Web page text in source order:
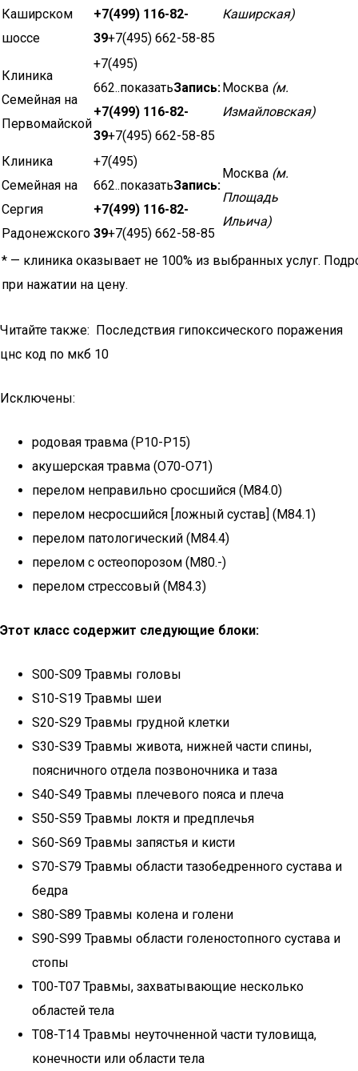
Каширском
шоссе
+7(499) 116-82-
39+7(495) 662-58-85
Каширская)
Клиника
Семейная на
Первомайской
+7(495)
662..показатьЗапись:
+7(499) 116-82-
39+7(495) 662-58-85
Москва (м.
Измайловская)
Клиника
Семейная на
Сергия
Радонежского
+7(495)
662..показатьЗапись:
+7(499) 116-82-
39+7(495) 662-58-85
Москва (м.
Площадь
Ильича)
* — клиника оказывает не 100% из выбранных услуг.
при нажатии на цену.
Читайте также: Последствия гипоксического поражения
цнс код по мкб 10
Исключены:
родовая травма (P10-P15)
акушерская травма (O70-O71)
перелом неправильно сросшийся (M84.0)
перелом несросшийся [ложный сустав] (M84.1)
перелом патологический (M84.4)
перелом с остеопорозом (M80.-)
перелом стрессовый (M84.3)
Этот класс содержит следующие блоки:
S00-S09 Травмы головы
S10-S19 Травмы шеи
S20-S29 Травмы грудной клетки
S30-S39 Травмы живота, нижней части спины,
поясничного отдела позвоночника и таза
S40-S49 Травмы плечевого пояса и плеча
S50-S59 Травмы локтя и предплечья
S60-S69 Травмы запястья и кисти
S70-S79 Травмы области тазобедренного сустава и
бедра
S80-S89 Травмы колена и голени
S90-S99 Травмы области голеностопного сустава и
стопы
T00-T07 Травмы, захватывающие несколько
областей тела
T08-T14 Травмы неуточненной части туловища,
конечности или области тела